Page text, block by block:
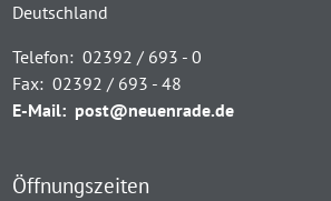
Deutschland
Telefon: 02392 / 693 - 0
Fax: 02392 / 693 - 48
E-Mail: post@neuenrade.de
Öffnungszeiten